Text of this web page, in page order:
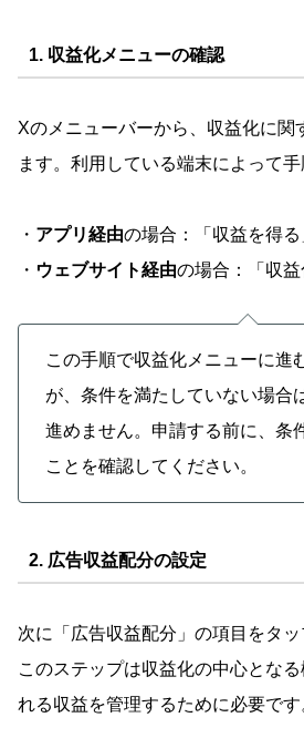
1. 収益化メニューの確認
Xのメニューバーから、収益化に関
ます。利用している端末によって手
・ アプリ経由の場合：「収益を得
・ ウェブサイト経由の場合：「収
この手順で収益化メニューに進
が、条件を満たしていない場合
進めません。申請する前に、条
ことを確認してください。
2. 広告収益配分の設定
次に「広告収益配分」の項目をタッ
このステップは収益化の中心とな
れる収益を管理するために必要です